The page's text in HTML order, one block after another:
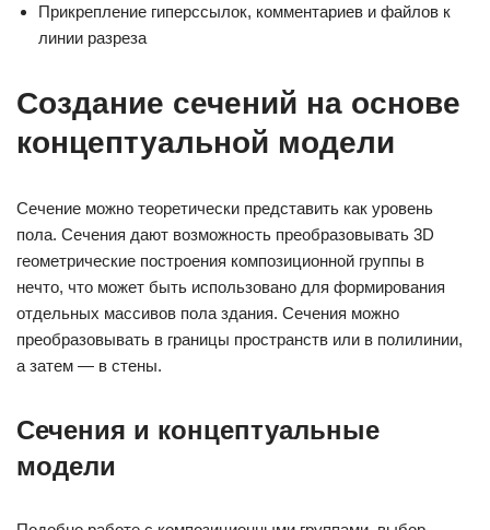
Прикрепление гиперссылок, комментариев и файлов к
линии разреза
Создание сечений на основе
концептуальной модели
Сечение можно теоретически представить как уровень
пола. Сечения дают возможность преобразовывать 3D
геометрические построения композиционной группы в
нечто, что может быть использовано для формирования
отдельных массивов пола здания. Сечения можно
преобразовывать в границы пространств или в полилинии,
а затем — в стены.
Сечения и концептуальные
модели